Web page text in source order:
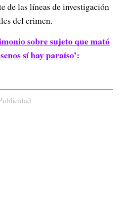
de las líneas de investigación
del crimen.
sobre sujeto que mató
sí hay paraíso’: